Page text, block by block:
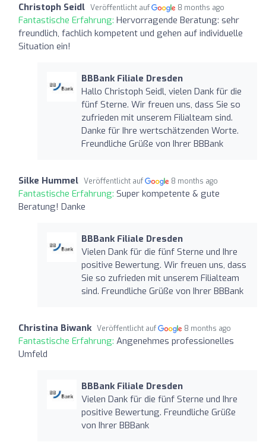
Christoph Seidl Veröffentlicht auf 8 months ago
Fantastische Erfahrung: Hervorragende Beratung: sehr
freundlich, fachlich kompetent und gehen auf individuelle
Situation ein!
BBBank Filiale Dresden
Hallo Christoph Seidl, vielen Dank für die
fünf Sterne. Wir freuen uns, dass Sie so
zufrieden mit unserem Filialteam sind.
Danke für Ihre wertschätzenden Worte.
Freundliche Grüße von Ihrer BBBank
Silke Hummel Veröffentlicht auf 8 months ago
Fantastische Erfahrung: Super kompetente & gute
Beratung! Danke
BBBank Filiale Dresden
Vielen Dank für die fünf Sterne und Ihre
positive Bewertung. Wir freuen uns, dass
Sie so zufrieden mit unserem Filialteam
sind. Freundliche Grüße von Ihrer BBBank
Christina Biwank Veröffentlicht auf 8 months ago
Fantastische Erfahrung: Angenehmes professionelles
Umfeld
BBBank Filiale Dresden
Vielen Dank für die fünf Sterne und Ihre
positive Bewertung. Freundliche Grüße
von Ihrer BBBank